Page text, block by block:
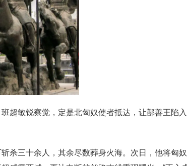
超敏锐察觉，定是北匈奴使者抵达，让鄯善王陷
杀三十余人，其余尽数葬身火海。次日，他将匈